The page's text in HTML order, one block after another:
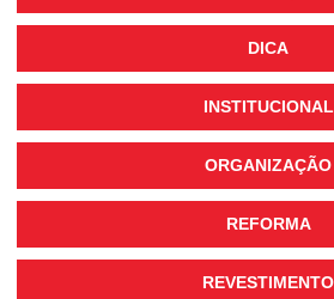
DICA
INSTITUCIONAL
ORGANIZAÇÃO
REFORMA
REVESTIMENTO